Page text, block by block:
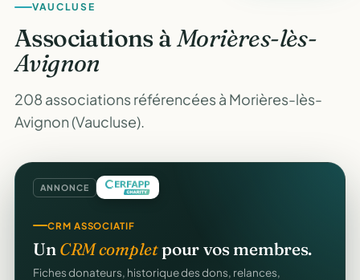
VAUCLUSE
Associations àMorières-lès-
Avignon
208 associations référencées à Morières-lès-
Avignon (Vaucluse).
ANNONCE
CRM ASSOCIATIF
Un CRM completpour vos membres.
Fiches donateurs, historique des dons, relances,